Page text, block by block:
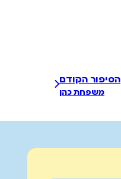
הסיפור הקודם
משפחת כהן